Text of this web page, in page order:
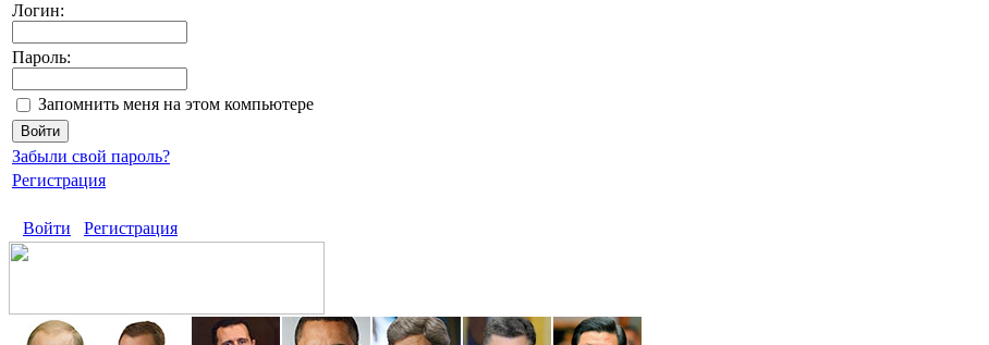
Логин:
Пароль:
Запомнить меня на этом компьютере
Забыли свой пароль?
Регистрация
Войти Регистрация